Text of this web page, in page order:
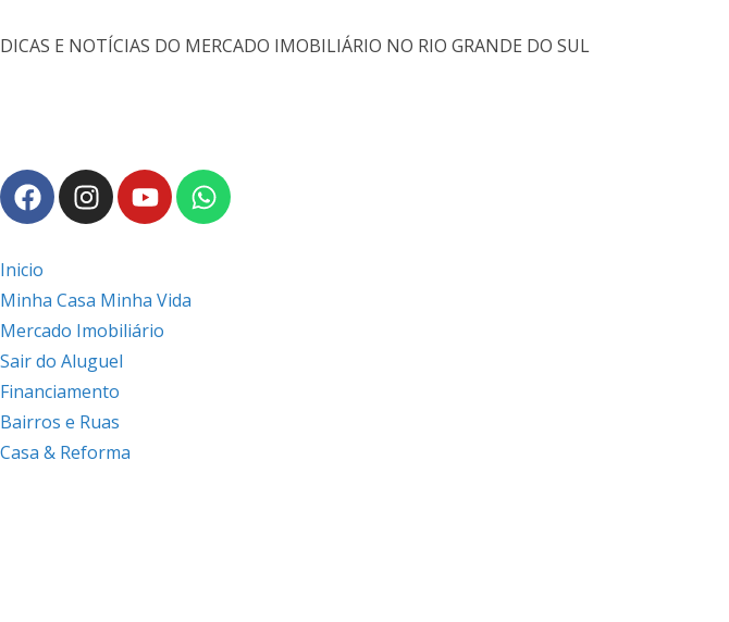
DICAS E NOTÍCIAS DO MERCADO IMOBILIÁRIO NO RIO GRANDE DO SUL
Inicio
Minha Casa Minha Vida
Mercado Imobiliário
Sair do Aluguel
Financiamento
Bairros e Ruas
Casa & Reforma